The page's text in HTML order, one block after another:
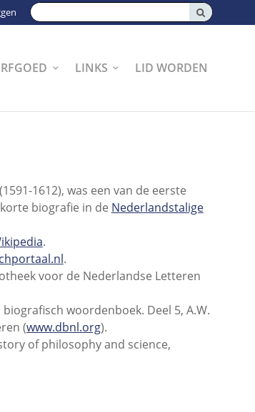
Zoeken:
LINKS LID WORDEN
1612), was een van de eerste
biografie in de Nederlandstalige
.
.
voor de Nederlandse Letteren
woordenboek. Deel 5, A.W.
(www.dbnl.org).
of philosophy and science,